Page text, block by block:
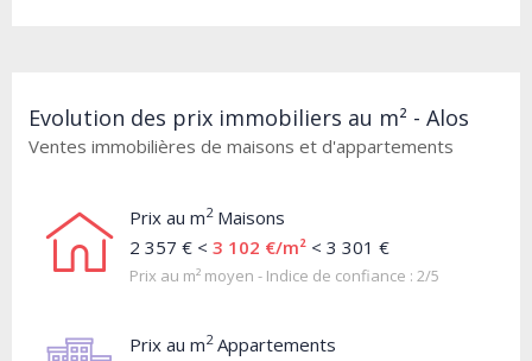
Evolution des prix immobiliers au m² - Alos
Ventes immobilières de maisons et d'appartements
Prix au m2Maisons
2 357 € < 3 102 €/m² < 3 301 €
Prix au m² moyen - Indice de confiance : 2/5
Prix au m2Appartements